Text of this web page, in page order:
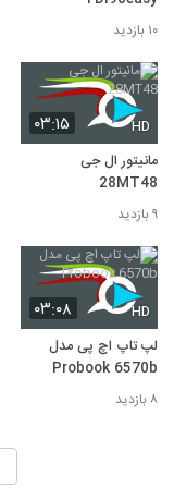
۱۰ بازدید
۰۳:۱۵ HD
مانیتور ال جی
28MT48
۹ بازدید
۰۳:۰۸ HD
لپ تاپ اچ پی مدل
Probook 6570b
۸ بازدید